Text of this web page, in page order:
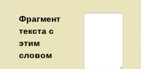
Фрагмент
текста с
этим
словом